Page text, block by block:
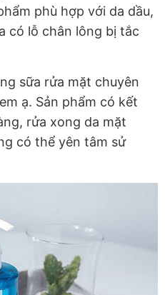
phù hợp với da dầu,
có lỗ chân lông bị tắc
sữa rửa mặt chuyên
ạ. Sản phẩm có kết
rửa xong da mặt
có thể yên tâm sử